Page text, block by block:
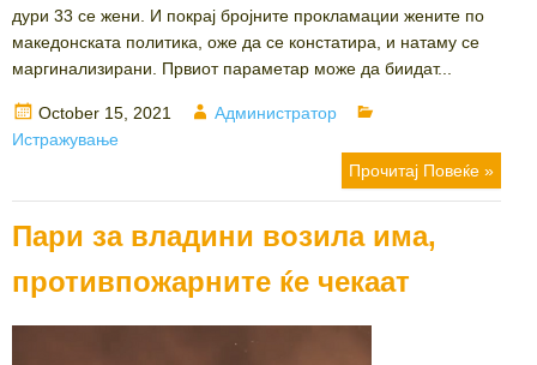
дури 33 се жени. И покрај бројните прокламации жените по
македонската политика, оже да се констатира, и натаму се
маргинализирани. Првиот параметар може да биидат...
Posted
on
October 15, 2021 Author
Администратор
Истражување
Прочитај Повеќе »
Пари за владини возила има,
противпожарните ќе чекаат